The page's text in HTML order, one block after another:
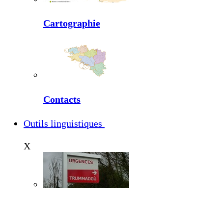
Cartographie
Contacts
Outils linguistiques
X